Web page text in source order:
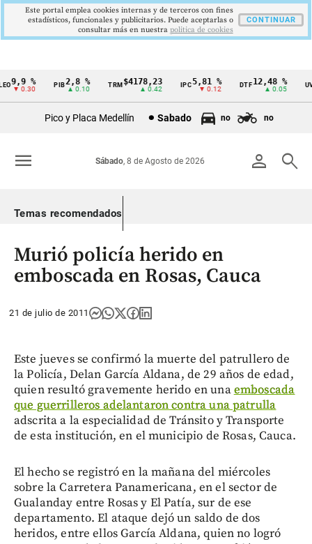
Cintillo
Colombia
9,9 %
▼ 0.30
PIB2,8 %
▲ 0.10
TRM$4178,23
▲ 0.42
IPC5,81 %
▼ 0.12
DTF12,48 %
▲ 0.05
UVR
Pico y Placa Medellín Sabado no no
person search
Sábado, 8 de Agosto de 2026
menu
Temas recomendados
Murió policía herido en
emboscada en Rosas, Cauca
21 de julio de 2011
Este jueves se confirmó la muerte del patrullero de
la Policía, Delan García Aldana, de 29 años de edad,
quien resultó gravemente herido en unaemboscada
que guerrilleros adelantaron contra una patrulla
adscrita a la especialidad de Tránsito y Transporte
de esta institución, en el municipio de Rosas, Cauca.
El hecho se registró en la mañana del miércoles
sobre la Carretera Panamericana, en el sector de
Gualanday entre Rosas y El Patía, sur de ese
departamento. El ataque dejó un saldo de dos
heridos, entre ellos García Aldana, quien no logró
Este portal emplea cookies internas y de terceros con fines
estadísticos, funcionales y publicitarios. Puede aceptarlas o
consultar más en nuestra politica de cookies
CONTINUAR